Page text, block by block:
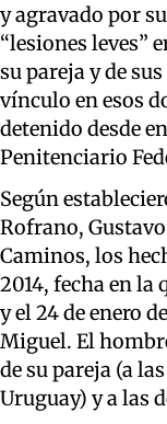
y agravado por
“lesiones leves”
su pareja y de
vínculo en esos
detenido desde
Penitenciario
Según
Rofrano,
Caminos, los
2014, fecha en la
y el 24 de enero
Miguel. El
de su pareja (a
Uruguay) y a las